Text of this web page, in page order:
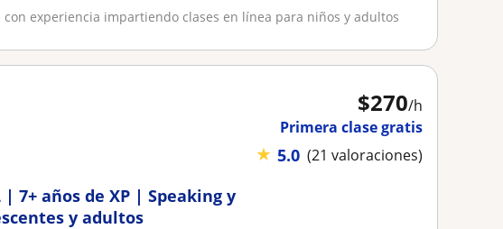
con experiencia impartiendo clases en línea para niños y adultos
$270/h
Primera clase gratis
★ 5.0 (21 valoraciones)
7+ años de XP | Speaking y
y adultos